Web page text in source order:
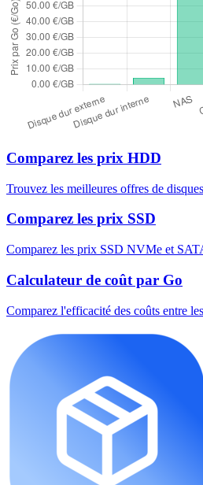
Comparez les prix HDD
Trouvez les meilleures offres de
Comparez les prix SSD
Comparez les prix SSD NVMe et
Calculateur de coût par Go
Comparez l'efficacité des coûts entre